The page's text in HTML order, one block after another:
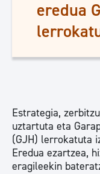
eredua
Estrategia,
uztartuta eta
(GJH) lerrokatuta
Eredua ezartzea,
eragileekin